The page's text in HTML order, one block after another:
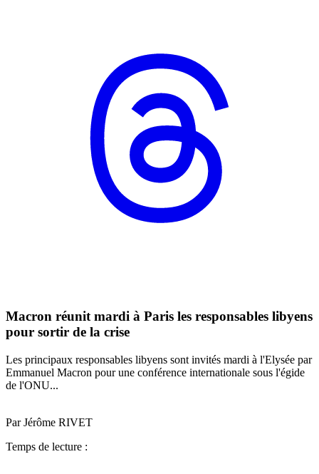
Macron réunit mardi à Paris les responsables libyens
pour sortir de la crise
Les principaux responsables libyens sont invités mardi à l'Elysée par
Emmanuel Macron pour une conférence internationale sous l'égide
de l'ONU...
Par Jérôme RIVET
Temps de lecture :